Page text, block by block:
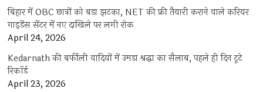
बिहार में OBC छात्रों को बड़ा झटका, NET की फ्री तैयारी कराने वाले करियर
गाइडेंस सेंटर में नए दाखिले पर लगी रोक
April 24, 2026
Kedarnath की बर्फीली वादियों में उमड़ा श्रद्धा का सैलाब, पहले ही दिन टूटे
रिकॉर्ड
April 23, 2026